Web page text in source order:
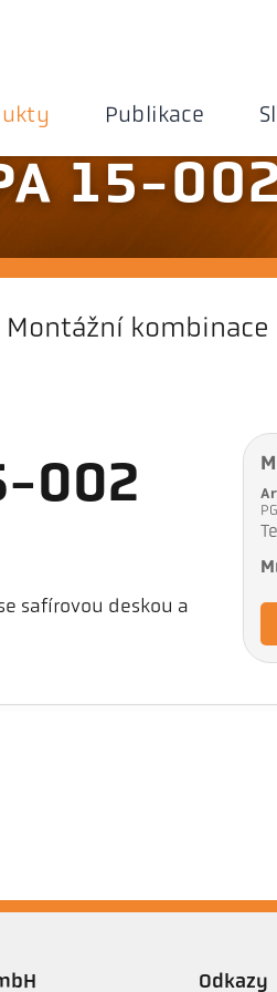
Publikace
15-002
Montážní kombinace
002
safírovou deskou a
Odkazy